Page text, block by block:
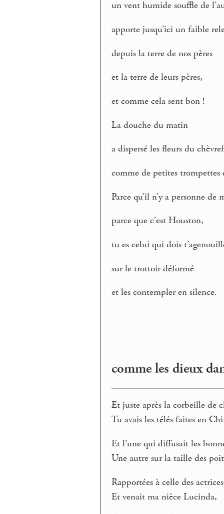
un vent humide souffle de
apporte jusqu’ici un faible
depuis la terre de nos pères
et la terre de leurs pères,
et comme cela sent bon !
La douche du matin
a dispersé les fleurs du
comme de petites trompettes
Parce qu’il n’y a personne
parce que c’est Houston,
tu es celui qui dois
sur le trottoir déformé
et les contempler en silence.
comme les dieux
Et juste après la corbeille de
Tu avais les télés faites en
Et l’une qui diffusait les
Une autre sur la taille des
Rapportées à celle des
Et venait ma nièce Lucinda,